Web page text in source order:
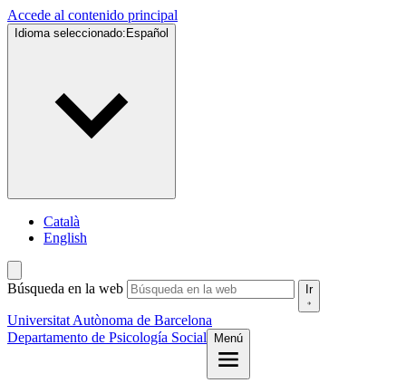
Accede al contenido principal
Idioma seleccionado: Español
Català
English
Búsqueda en la web Ir
Universitat Autònoma de Barcelona
Departamento de Psicología Social
Menú